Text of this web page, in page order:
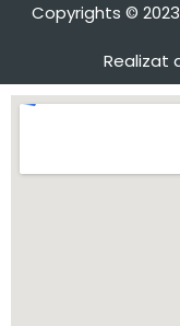
Copyrights ©
Realizat